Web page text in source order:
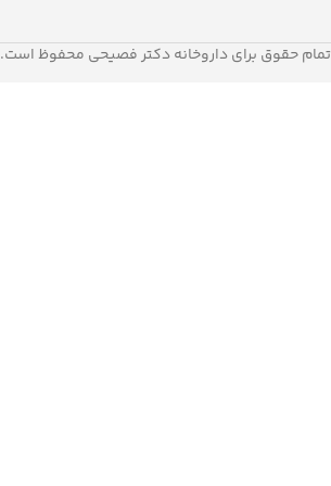
تمام حقوق برای داروخانه دکتر فصیحی محفوظ است.